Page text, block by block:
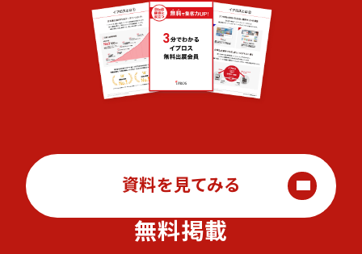
資料を見てみる
無料掲載